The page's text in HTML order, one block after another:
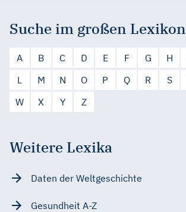
Suche im großen Lexikon
A B C D E F G H
L
M N O P Q R S
W
X Y Z
Weitere Lexika
Daten der Weltgeschichte
Gesundheit A-Z